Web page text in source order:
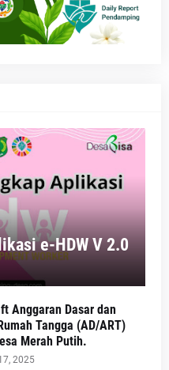
e-HDW V 2.0
Anggaran Dasar dan
Tangga (AD/ART)
Merah Putih.
2025